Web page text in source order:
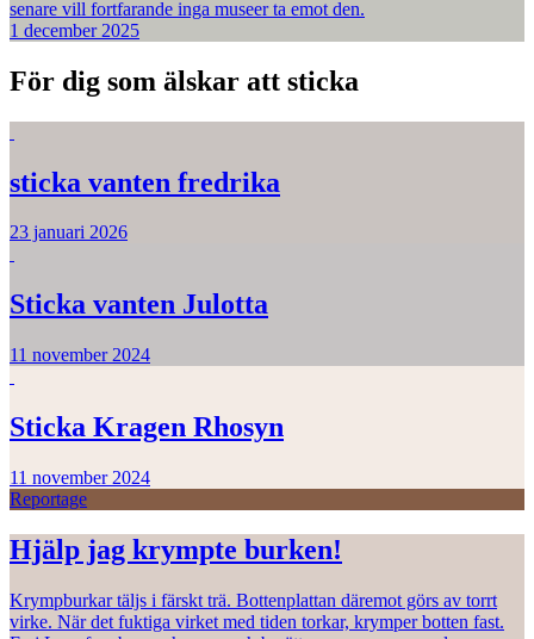
senare vill fortfarande inga museer ta emot den.
1 december 2025
För dig som älskar att sticka
sticka vanten fredrika
23 januari 2026
Sticka vanten Julotta
11 november 2024
Sticka Kragen Rhosyn
11 november 2024
Reportage
Hjälp jag krympte burken!
Krympburkar täljs i färskt trä. Bottenplattan däremot görs av torrt
virke. När det fuktiga virket med tiden torkar, krymper botten fast.